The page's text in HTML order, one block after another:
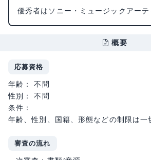
優秀者はソニー・ミュージックアーテ
概要
応募資格
年齢： 不問
性別： 不問
条件：
年齢、性別、国籍、形態などの制限は一
審査の流れ